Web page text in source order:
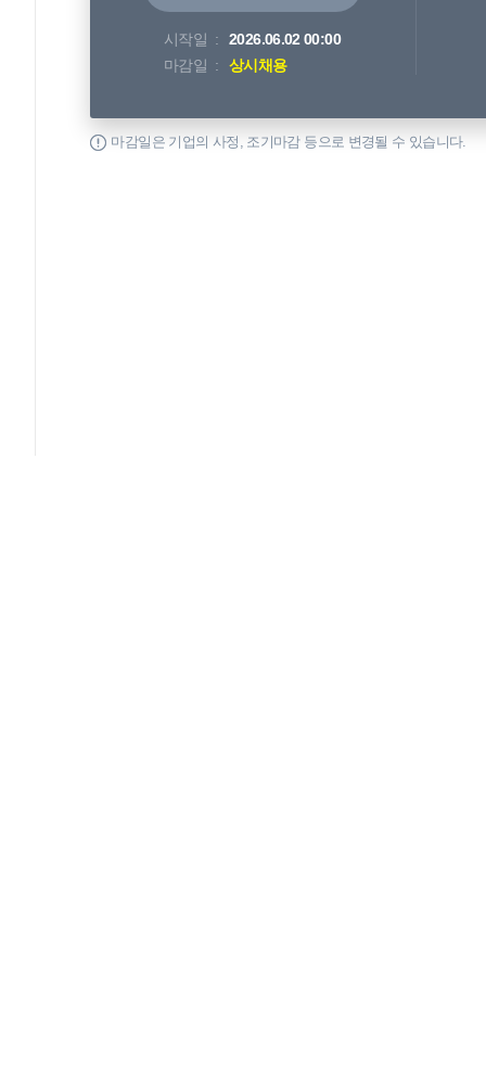
시작일
2026.06.02 00:00
마감일
상시채용
마감일은 기업의 사정, 조기마감 등으로 변경될 수 있습니다.